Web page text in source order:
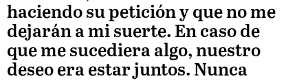
haciendo su petición y que no me
dejarán a mi suerte. En caso de
que me sucediera algo, nuestro
deseo era estar juntos. Nunca